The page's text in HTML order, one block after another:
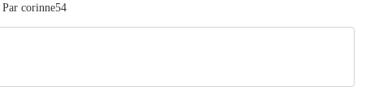
Par corinne54